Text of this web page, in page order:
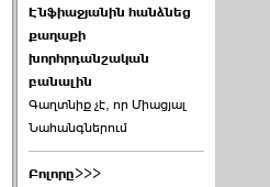
Էնֆիաջյանին հանձնեց
քաղաքի
խորհրդանշական
բանալին
Գաղտնիք չէ, որ Միացյալ
Նահանգներում
Բոլորը>>>